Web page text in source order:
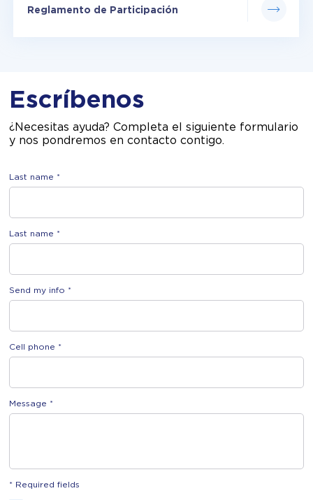
Reglamento de Participación
Escríbenos
¿Necesitas ayuda? Completa el siguiente formulario
y nos pondremos en contacto contigo.
Last name *
Last name *
Send my info *
Cell phone *
Message *
* Required fields